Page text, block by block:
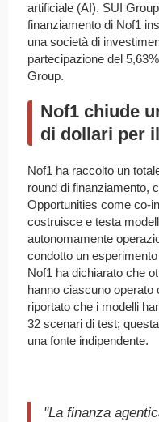
artificiale (AI). SUI
finanziamento di Nof1
una società di
partecipazione del
Group.
Nof1 chiude
di dollari per
Nof1 ha raccolto un
round di finanziamento,
Opportunities come co-
costruisce e testa
autonomamente
condotto un
Nof1 ha dichiarato che
hanno ciascuno operato
riportato che i modelli
32 scenari di test;
una fonte indipendente.
"La finanza